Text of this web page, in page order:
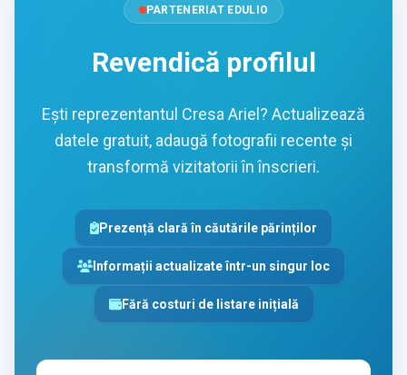
PARTENERIAT EDULIO
Revendică profilul
Ești reprezentantul Cresa Ariel? Actualizează
datele gratuit, adaugă fotografii recente și
transformă vizitatorii în înscrieri.
Prezență clară în căutările părinților
Informații actualizate într-un singur loc
Fără costuri de listare inițială